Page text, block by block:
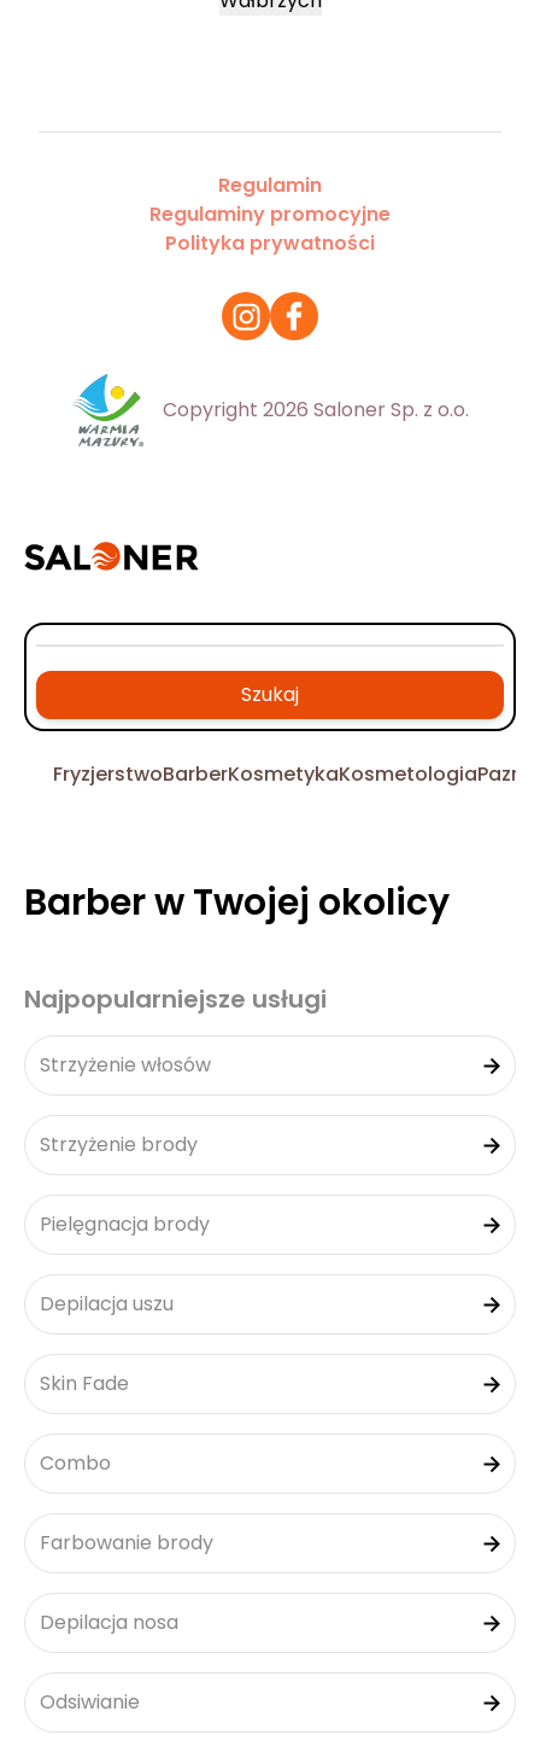
Regulamin
Regulaminy promocyjne
Polityka prywatności
Copyright 2026 Saloner Sp. z o.o.
Szukaj
FryzjerstwoBarberKosmetykaKosmetologia
Barber w Twojej okolicy
Najpopularniejsze usługi
Strzyżenie włosów
Strzyżenie brody
Pielęgnacja brody
Depilacja uszu
Skin Fade
Combo
Farbowanie brody
Depilacja nosa
Odsiwianie